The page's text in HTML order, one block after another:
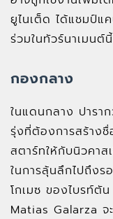
ยูไนเต็ด ได้แชมป์แ
ร่วมในทัวร์นาเมนต์นี้
กองกลาง
ในแดนกลาง ปารา
รุ่งที่ต้องการสร้าง
สตาร์ทให้กับนิวคา
ในการลุ้นลึกไปถึง
โกเมซ ของไบรท์ตั
Matias Galarza จ